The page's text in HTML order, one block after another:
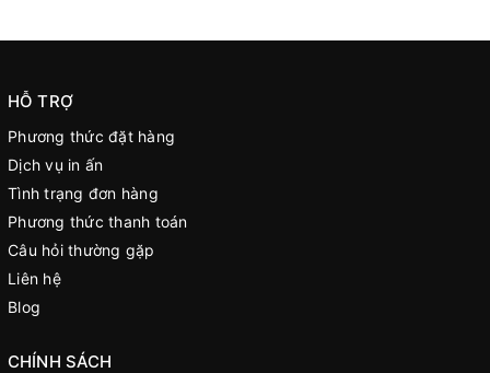
HỖ TRỢ
Phương thức đặt hàng
Dịch vụ in ấn
Tình trạng đơn hàng
Phương thức thanh toán
Câu hỏi thường gặp
Liên hệ
Blog
CHÍNH SÁCH